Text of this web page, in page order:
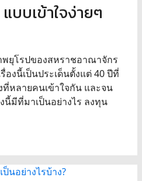
บบเข้าใจง่ายๆ
ยุโรปของสหราชอาณาจักร
องนี้เป็นประเด็นตั้งแต่ 40 ปีที่
ที่หลายคนเข้าใจกัน และจน
นี้มีที่มาเป็นอย่างไร ลงทุน